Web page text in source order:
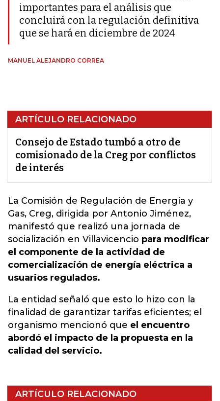
importantes para el análisis que
concluirá con la regulación definitiva
que se hará en diciembre de 2024
MANUEL ALEJANDRO CORREA
ARTÍCULO RELACIONADO
Consejo de Estado tumbó a otro de
comisionado de la Creg por conflictos
de interés
La Comisión de Regulación de Energía y
Gas, Creg, dirigida por Antonio Jiménez,
manifestó que realizó una jornada de
socialización en Villavicencio para modificar
el componente de la actividad de
comercialización de energía eléctrica a
usuarios regulados.
La entidad señaló que esto lo hizo con la
finalidad de garantizar tarifas eficientes; el
organismo mencionó que el encuentro
abordó el impacto de la propuesta en la
calidad del servicio.
ARTÍCULO RELACIONADO